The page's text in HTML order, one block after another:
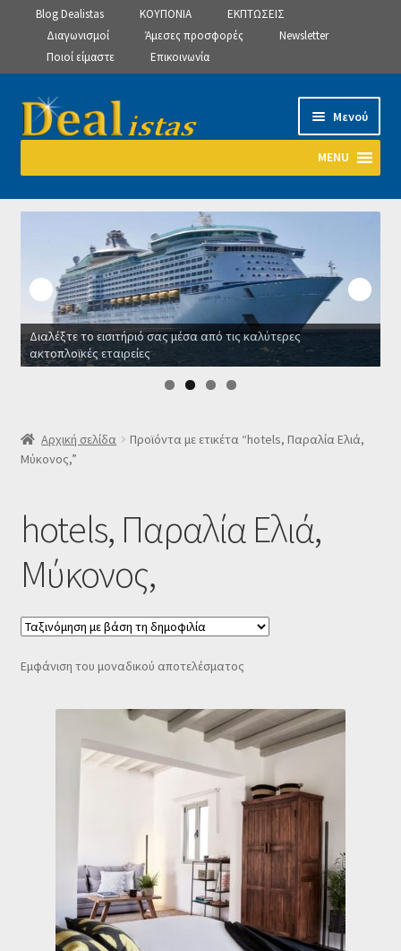
Blog Dealistas ΚΟΥΠΟΝΙΑ
ΕΚΠΤΩΣΕΙΣ
Διαγωνισμοί
Άμεσες προσφορές
Newsletter
Ποιοί είμαστε
Επικοινωνία
Απευθείας
μετάβαση
πλοήγηση
Μετάβαση
σε
Μενού
MENU
Αρχική
Manage Subscriptions
Manage Subscriptions
Manage Subscriptions
SLIDER
Δελτίο νέων
Επιβεβαίωση εγγραφής στο Newsletter του Dealistas.gr
Επικοινωνία
Καλάθι
Ο λογαριασμός μου
Διαλέξτε το εισιτήριό σας μέσα από τις καλύτερες
ακτοπλοϊκές εταιρείες
Αρχική σελίδα
Προϊόντα με ετικέτα “hotels, Παραλία Ελιά,
Μύκονος,”
hotels, Παραλία Ελιά,
Μύκονος,
Εμφάνιση του μοναδικού αποτελέσματος